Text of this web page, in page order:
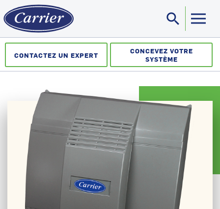
search
CONTACTEZ UN EXPERT
CONCEVEZ VOTRE
SYSTÈME